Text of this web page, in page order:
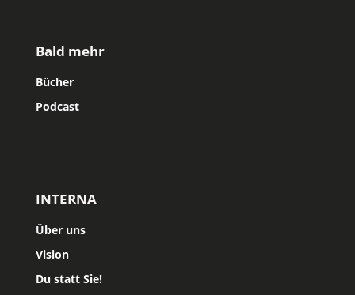
Bald mehr
Bücher
Podcast
INTERNA
Über uns
Vision
Du statt Sie!